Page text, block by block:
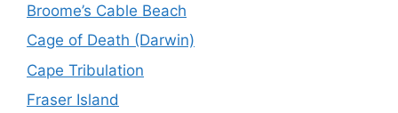
Broome’s Cable Beach
Cage of Death (Darwin)
Cape Tribulation
Fraser Island